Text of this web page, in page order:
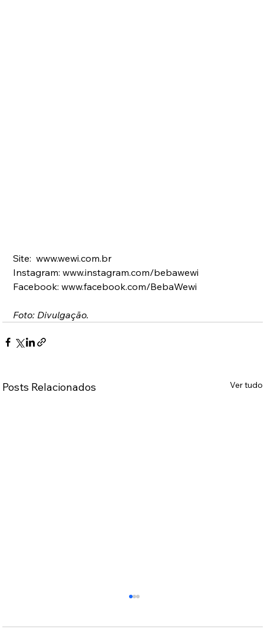
Site:  www.wewi.com.br
Instagram: www.instagram.com/bebawewi
Facebook: www.facebook.com/BebaWewi
Foto: Divulgação.
Posts Relacionados Ver tudo